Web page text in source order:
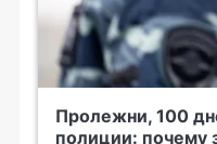
Пролежни, 100
полиции: почему